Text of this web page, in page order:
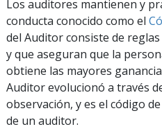
Los auditores mantienen y
conducta conocido como el
del Auditor consiste de
y que aseguran que la
obtiene las mayores
Auditor evolucionó a través
observación, y es el código
de un auditor.